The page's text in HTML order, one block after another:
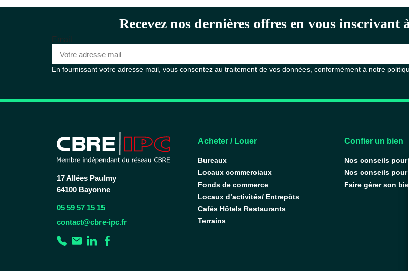
Recevez nos dernières offres en vous
Email
En fournissant votre adresse mail, vous consentez au traitement de vos données, conformément à notre
17 Allées Paulmy
64100 Bayonne
05 59 57 15 15
contact@cbre-ipc.fr
Acheter / Louer
Bureaux
Locaux commerciaux
Fonds de commerce
Locaux d’activités/ Entrepôts
Cafés Hôtels Restaurants
Terrains
Confier un bien
Nos conseils pour
Nos conseils
Faire gérer son bien